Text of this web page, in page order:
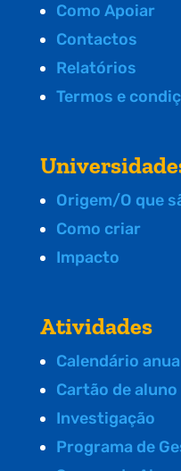
Como Apoiar
Contactos
Relatórios
Termos e
Origem/O que
Como criar
Impacto
Atividades
Calendário
Cartão de aluno
Investigação
Programa de